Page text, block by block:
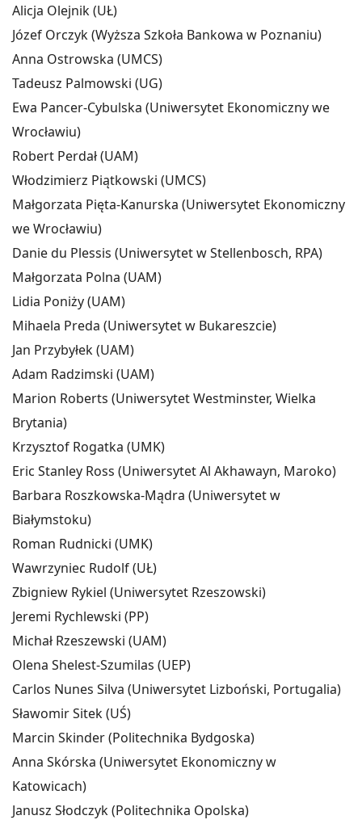
Alicja Olejnik (UŁ)
Józef Orczyk (Wyższa Szkoła Bankowa w Poznaniu)
Anna Ostrowska (UMCS)
Tadeusz Palmowski (UG)
Ewa Pancer-Cybulska (Uniwersytet Ekonomiczny we
Wrocławiu)
Robert Perdał (UAM)
Włodzimierz Piątkowski (UMCS)
Małgorzata Pięta-Kanurska (Uniwersytet Ekonomiczny
we Wrocławiu)
Danie du Plessis (Uniwersytet w Stellenbosch, RPA)
Małgorzata Polna (UAM)
Lidia Poniży (UAM)
Mihaela Preda (Uniwersytet w Bukareszcie)
Jan Przybyłek (UAM)
Adam Radzimski (UAM)
Marion Roberts (Uniwersytet Westminster, Wielka
Brytania)
Krzysztof Rogatka (UMK)
Eric Stanley Ross (Uniwersytet Al Akhawayn, Maroko)
Barbara Roszkowska-Mądra (Uniwersytet w
Białymstoku)
Roman Rudnicki (UMK)
Wawrzyniec Rudolf (UŁ)
Zbigniew Rykiel (Uniwersytet Rzeszowski)
Jeremi Rychlewski (PP)
Michał Rzeszewski (UAM)
Olena Shelest-Szumilas (UEP)
Carlos Nunes Silva (Uniwersytet Lizboński, Portugalia)
Sławomir Sitek (UŚ)
Marcin Skinder (Politechnika Bydgoska)
Anna Skórska (Uniwersytet Ekonomiczny w
Katowicach)
Janusz Słodczyk (Politechnika Opolska)